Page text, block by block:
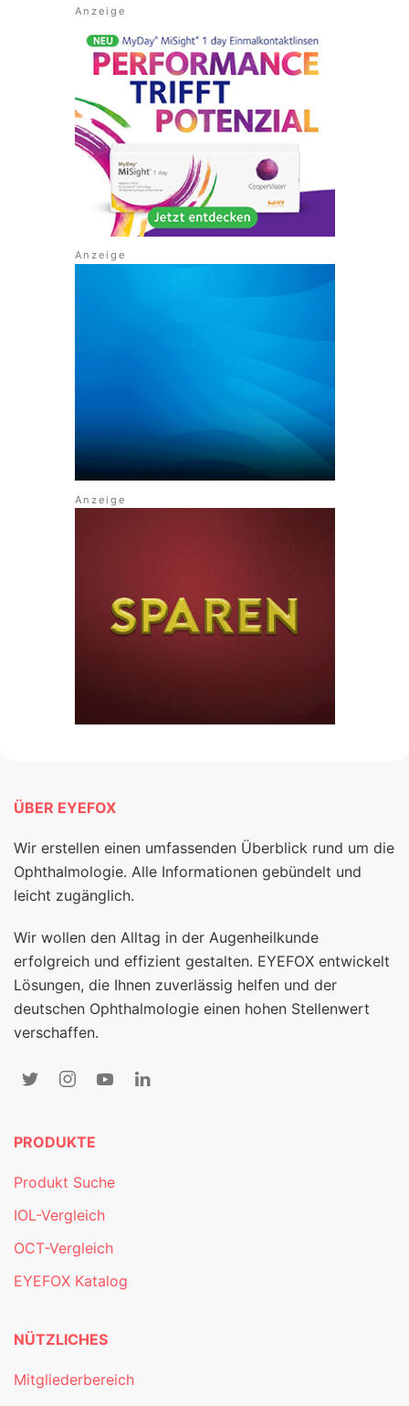
ÜBER EYEFOX
Wir erstellen einen umfassenden Überblick rund um die
Ophthalmologie. Alle Informationen gebündelt und
leicht zugänglich.
Wir wollen den Alltag in der Augenheilkunde
erfolgreich und effizient gestalten. EYEFOX entwickelt
Lösungen, die Ihnen zuverlässig helfen und der
deutschen Ophthalmologie einen hohen Stellenwert
verschaffen.
PRODUKTE
Produkt Suche
IOL-Vergleich
OCT-Vergleich
EYEFOX Katalog
NÜTZLICHES
Mitgliederbereich